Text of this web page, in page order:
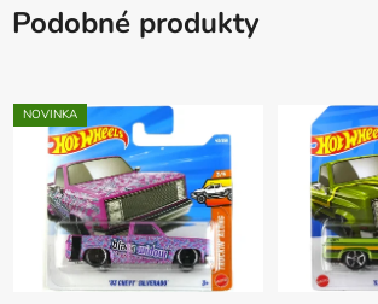
Podobné produkty
NOVINKA